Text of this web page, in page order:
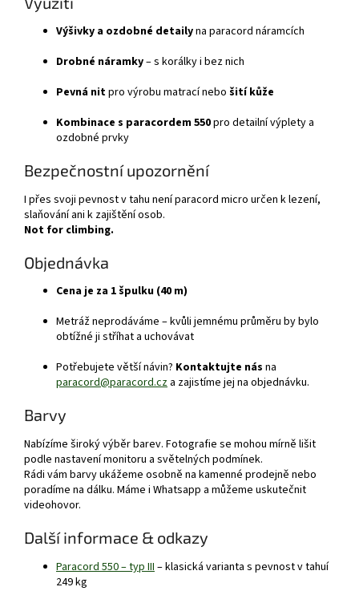
Výšivky a ozdobné detailyna paracord náramcích
Drobné náramky– s korálky i bez nich
Pevná nitpro výrobu matrací nebo šití kůže
Kombinace s paracordem 550pro detailní výplety a
ozdobné prvky
Bezpečnostní upozornění
I přes svoji pevnost v tahu není paracord micro určen k lezení,
slaňování ani k zajištění osob.
Not for climbing.
Objednávka
Cena je za 1 špulku (40 m)
Metráž neprodáváme – kvůli jemnému průměru by bylo
obtížné ji stříhat a uchovávat
Potřebujete větší návin? Kontaktujte nás na
paracord@paracord.cz a zajistíme jej na objednávku.
Barvy
Nabízíme široký výběr barev. Fotografie se mohou mírně lišit
podle nastavení monitoru a světelných podmínek.
Rádi vám barvy ukážeme osobně na kamenné prodejně nebo
poradíme na dálku. Máme i Whatsapp a můžeme uskutečnit
videohovor.
Další informace & odkazy
Paracord 550 – typ III – klasická varianta s pevnost v tahuí
249 kg